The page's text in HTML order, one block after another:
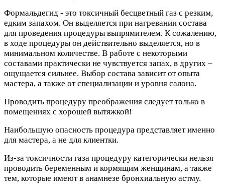
Формальдегид - это токсичный бесцветный газ с резким,
едким запахом. Он выделяется при нагревании состава
для проведения процедуры выпрямителем. К сожалению,
в ходе процедуры он действительно выделяется, но в
минимальном количестве. В работе с некоторыми
составами практически не чувствуется запах, в других –
ощущается сильнее. Выбор состава зависит от опыта
мастера, а также от специализации и уровня салона.
Проводить процедуру преображения следует только в
помещениях с хорошей вытяжкой!
Наибольшую опасность процедура представляет именно
для мастера, а не для клиентки.
Из-за токсичности газа процедуру категорически нельзя
проводить беременным и кормящим женщинам, а также
тем, которые имеют в анамнезе бронхиальную астму.